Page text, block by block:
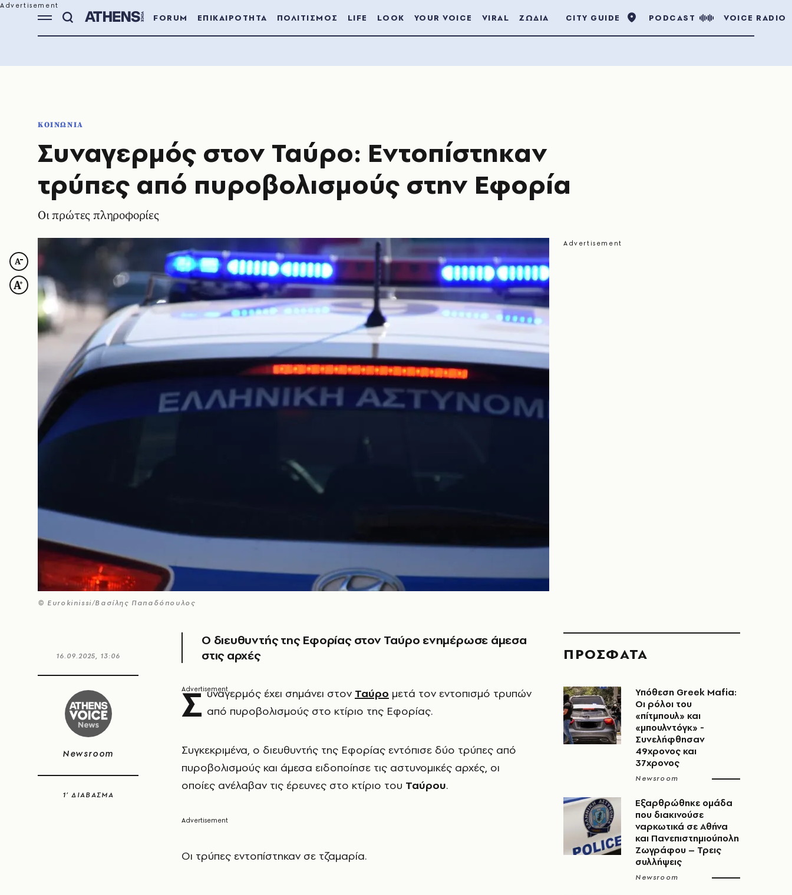
FORUM ΕΠΙΚΑΙΡΟΤΗΤΑ ΠΟΛΙΤΙΣΜΟΣ LIFE LOOK YOUR VOICE VIRAL ΖΩΔΙΑ CITY GUIDE PODCAST VOICE RADIO
ΚΟΙΝΩΝΙΑ
Συναγερμός στον Ταύρο: Εντοπίστηκαν
τρύπες από πυροβολισμούς στην Εφορία
Οι πρώτες πληροφορίες
© Eurokinissi/Βασίλης Παπαδόπουλος
16.09.2025, 13:06
Newsroom
1’ ΔΙΑΒΑΣΜΑ
Ο διευθυντής της Εφορίας στον Ταύρο ενημέρωσε άμεσα
στις αρχές
Σ υναγερμός έχει σημάνει στον Ταύρο μετά τον εντοπισμό τρυπών
από πυροβολισμούς στο κτίριο της Εφορίας.
Συγκεκριμένα, ο διευθυντής της Εφορίας εντόπισε δύο τρύπες από
πυροβολισμούς και άμεσα ειδοποίησε τις αστυνομικές αρχές, οι
οποίες ανέλαβαν τις έρευνες στο κτίριο του Ταύρου.
Οι τρύπες εντοπίστηκαν σε τζαμαρία.
ΠΡΟΣΦΑΤΑ
Υπόθεση Greek Mafia:
Οι ρόλοι του
«πίτμπουλ» και
«μπουλντόγκ» -
Συνελήφθησαν
49χρονος και
37χρονος
Newsroom
Εξαρθρώθηκε ομάδα
που διακινούσε
ναρκωτικά σε Αθήνα
και Πανεπιστημιούπολη
Ζωγράφου – Τρεις
συλλήψεις
Newsroom